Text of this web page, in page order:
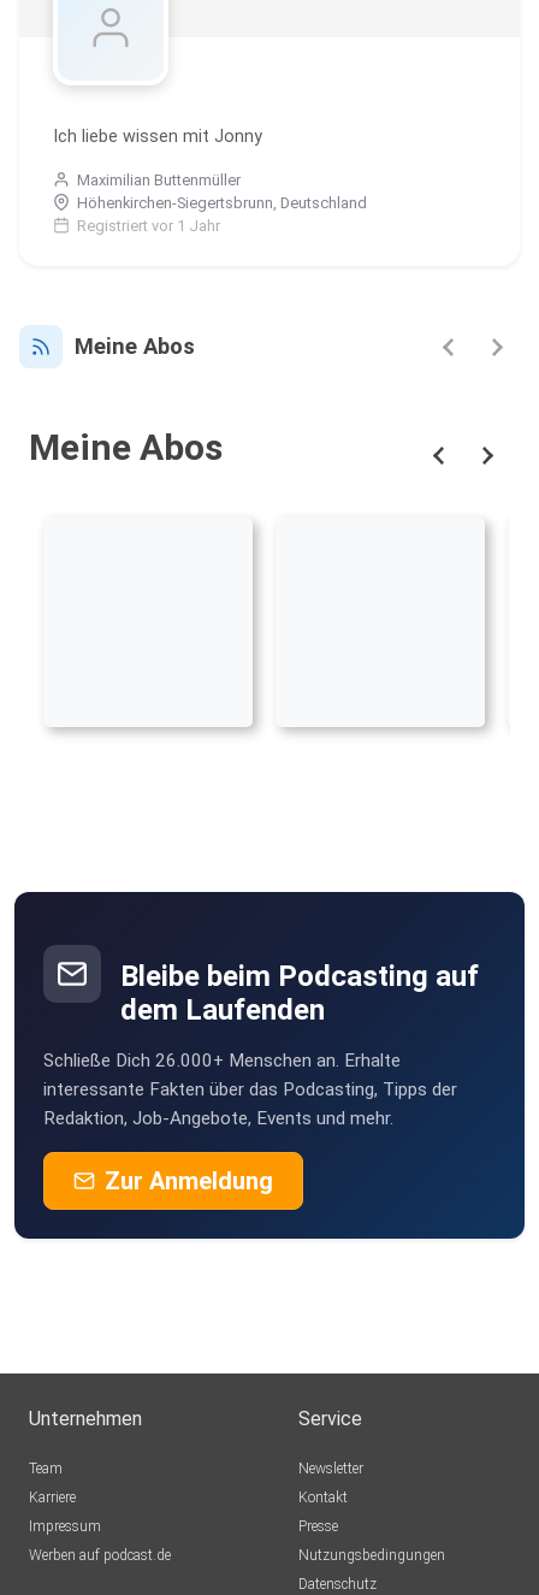
Ich liebe wissen mit Jonny
Maximilian Buttenmüller
Höhenkirchen-Siegertsbrunn, Deutschland
Registriert vor 1 Jahr
Meine Abos
Meine Abos
Bleibe beim Podcasting auf
dem Laufenden
Schließe Dich 26.000+ Menschen an. Erhalte
interessante Fakten über das Podcasting, Tipps der
Redaktion, Job-Angebote, Events und mehr.
Zur Anmeldung
Unternehmen
Team
Karriere
Impressum
Werben auf podcast.de
Service
Newsletter
Kontakt
Presse
Nutzungsbedingungen
Datenschutz